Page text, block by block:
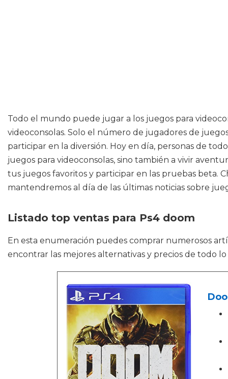
Todo el mundo puede jugar a los juegos para
videoconsolas. Solo el número de jugadores de
participar en la diversión. Hoy en día, personas de
juegos para videoconsolas, sino también a vivir
tus juegos favoritos y participar en las pruebas beta.
mantendremos al día de las últimas noticias sobre
Listado top ventas para Ps4 doom
En esta enumeración puedes comprar numerosos
encontrar las mejores alternativas y precios de todo